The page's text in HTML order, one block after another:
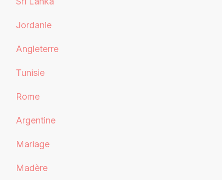
Jordanie
Angleterre
Tunisie
Rome
Argentine
Mariage
Madère